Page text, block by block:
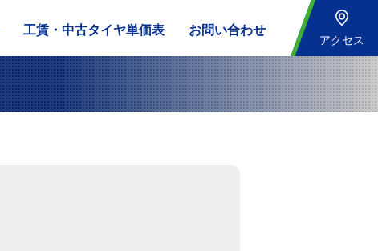
工賃・中古タイヤ単価表 お問い合わせ
アクセス